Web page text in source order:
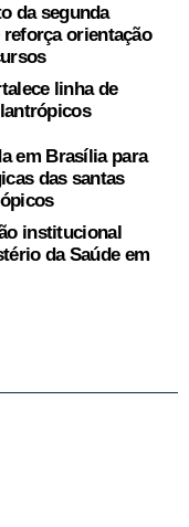
da segunda
reforça orientação
linha de
em Brasília para
das santas
institucional
da Saúde em